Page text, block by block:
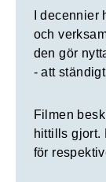
I
och
den gör
- att
Filmen
hittills gjort.
för